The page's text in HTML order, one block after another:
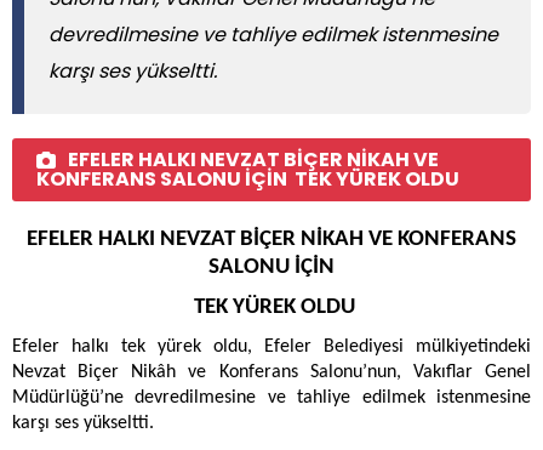
devredilmesine ve tahliye edilmek istenmesine
karşı ses yükseltti.
EFELER HALKI NEVZAT BİÇER NİKAH VE
KONFERANS SALONU İÇİN TEK YÜREK OLDU
EFELER HALKI NEVZAT BİÇER NİKAH VE KONFERANS
SALONU İÇİN
TEK YÜREK OLDU
Efeler halkı tek yürek oldu, Efeler Belediyesi mülkiyetindeki
Nevzat Biçer Nikâh ve Konferans Salonu’nun, Vakıflar Genel
Müdürlüğü’ne devredilmesine ve tahliye edilmek istenmesine
karşı ses yükseltti.